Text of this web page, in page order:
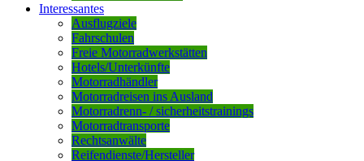
Interessantes
Ausflugziele
Fahrschulen
Freie Motorradwerkstätten
Hotels/Unterkünfte
Motorradhändler
Motorradreisen ins Ausland
Motorradrenn- / sicherheitstrainings
Motorradtransporte
Rechtsanwälte
Reifendienste/Hersteller